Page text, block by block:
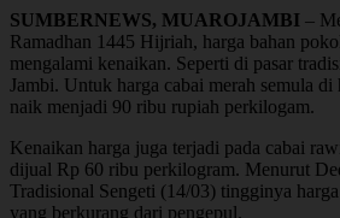
SUMBERNEWS, MUAROJAMBI –
Ramadhan 1445 Hijriah, harga bahan
mengalami kenaikan. Seperti di pasar
Jambi. Untuk harga cabai merah semula
naik menjadi 90 ribu rupiah perkilogam.
Kenaikan harga juga terjadi pada cabai
dijual Rp 60 ribu perkilogram. Menurut
Tradisional Sengeti (14/03) tingginya
yang berkurang dari pengepul.